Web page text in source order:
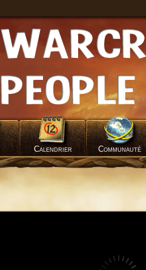
Calendrier Communauté